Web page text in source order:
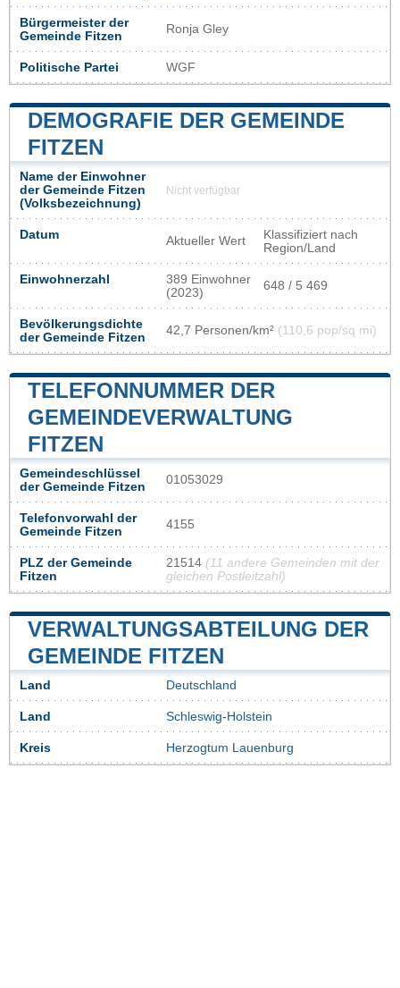
Bürgermeister der
Gemeinde Fitzen
Ronja Gley
Politische Partei WGF
DEMOGRAFIE DER GEMEINDE
FITZEN
Name der Einwohner
der Gemeinde Fitzen
(Volksbezeichnung)
Nicht verfügbar
Datum Aktueller Wert
Klassifiziert nach
Region/Land
Einwohnerzahl
389 Einwohner
(2023)
648 / 5 469
Bevölkerungsdichte
der Gemeinde Fitzen
42,7 Personen/km² (110,6 pop/sq mi)
TELEFONNUMMER DER
GEMEINDEVERWALTUNG
FITZEN
Gemeindeschlüssel
der Gemeinde Fitzen
01053029
Telefonvorwahl der
Gemeinde Fitzen
4155
PLZ der Gemeinde
Fitzen
21514 (11 andere Gemeinden mit der
gleichen Postleitzahl)
VERWALTUNGSABTEILUNG DER
GEMEINDE FITZEN
Land Deutschland
Land Schleswig-Holstein
Kreis Herzogtum Lauenburg